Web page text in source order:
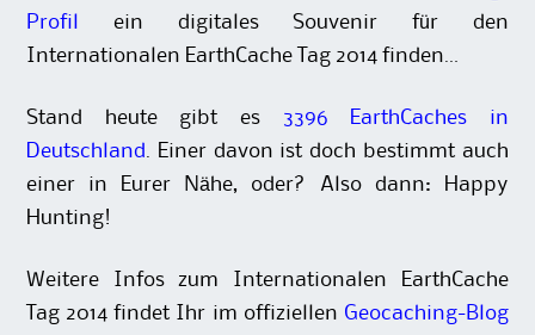
Profil
ein digitales Souvenir für den
Internationalen EarthCache Tag 2014 finden…
Stand heute gibt es 3396 EarthCaches in
Deutschland
. Einer davon ist doch bestimmt auch
einer in Eurer Nähe, oder? Also dann: Happy
Hunting!
Weitere Infos zum Internationalen EarthCache
Tag 2014 findet Ihr im offiziellen Geocaching-Blog